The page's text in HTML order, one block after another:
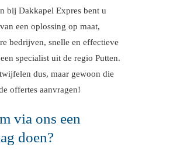
bij Dakkapel Expres bent u
een oplossing op maat,
bedrijven, snelle en effectieve
specialist uit de regio Putten.
dus, maar gewoon die
offertes aanvragen!
via ons een
doen?